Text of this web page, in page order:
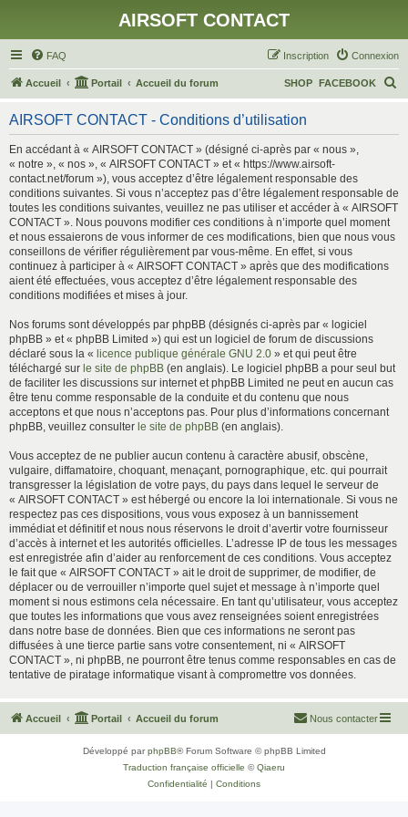
AIRSOFT CONTACT
FAQ Connexion
Inscription
Accueil Portail Accueil du forum FACEBOOK
SHOP
AIRSOFT CONTACT - Conditions d’utilisation
En accédant à « AIRSOFT CONTACT » (désigné ci-après par « nous »,
« notre », « nos », « AIRSOFT CONTACT » et « https://www.airsoft-
contact.net/forum »), vous acceptez d’être légalement responsable des
conditions suivantes. Si vous n’acceptez pas d’être légalement responsable de
toutes les conditions suivantes, veuillez ne pas utiliser et accéder à « AIRSOFT
CONTACT ». Nous pouvons modifier ces conditions à n’importe quel moment
et nous essaierons de vous informer de ces modifications, bien que nous vous
conseillons de vérifier régulièrement par vous-même. En effet, si vous
continuez à participer à « AIRSOFT CONTACT » après que des modifications
aient été effectuées, vous acceptez d’être légalement responsable des
conditions modifiées et mises à jour.
Nos forums sont développés par phpBB (désignés ci-après par « logiciel
phpBB » et « phpBB Limited ») qui est un logiciel de forum de discussions
déclaré sous la « licence publique générale GNU 2.0 » et qui peut être
téléchargé sur le site de phpBB (en anglais). Le logiciel phpBB a pour seul but
de faciliter les discussions sur internet et phpBB Limited ne peut en aucun cas
être tenu comme responsable de la conduite et du contenu que nous
acceptons et que nous n’acceptons pas. Pour plus d’informations concernant
phpBB, veuillez consulter le site de phpBB (en anglais).
Vous acceptez de ne publier aucun contenu à caractère abusif, obscène,
vulgaire, diffamatoire, choquant, menaçant, pornographique, etc. qui pourrait
transgresser la législation de votre pays, du pays dans lequel le serveur de
« AIRSOFT CONTACT » est hébergé ou encore la loi internationale. Si vous ne
respectez pas ces dispositions, vous vous exposez à un bannissement
immédiat et définitif et nous nous réservons le droit d’avertir votre fournisseur
d’accès à internet et les autorités officielles. L’adresse IP de tous les messages
est enregistrée afin d’aider au renforcement de ces conditions. Vous acceptez
le fait que « AIRSOFT CONTACT » ait le droit de supprimer, de modifier, de
déplacer ou de verrouiller n’importe quel sujet et message à n’importe quel
moment si nous estimons cela nécessaire. En tant qu’utilisateur, vous acceptez
que toutes les informations que vous avez renseignées soient enregistrées
dans notre base de données. Bien que ces informations ne seront pas
diffusées à une tierce partie sans votre consentement, ni « AIRSOFT
CONTACT », ni phpBB, ne pourront être tenus comme responsables en cas de
tentative de piratage informatique visant à compromettre vos données.
Accueil Portail Accueil du forum Nous contacter
Développé parphpBB® Forum Software © phpBB Limited
Traduction française officielle ©Qiaeru
Confidentialité | Conditions